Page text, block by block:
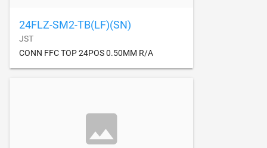
24FLZ-SM2-TB(LF)(SN)
JST
CONN FFC TOP 24POS 0.50MM R/A